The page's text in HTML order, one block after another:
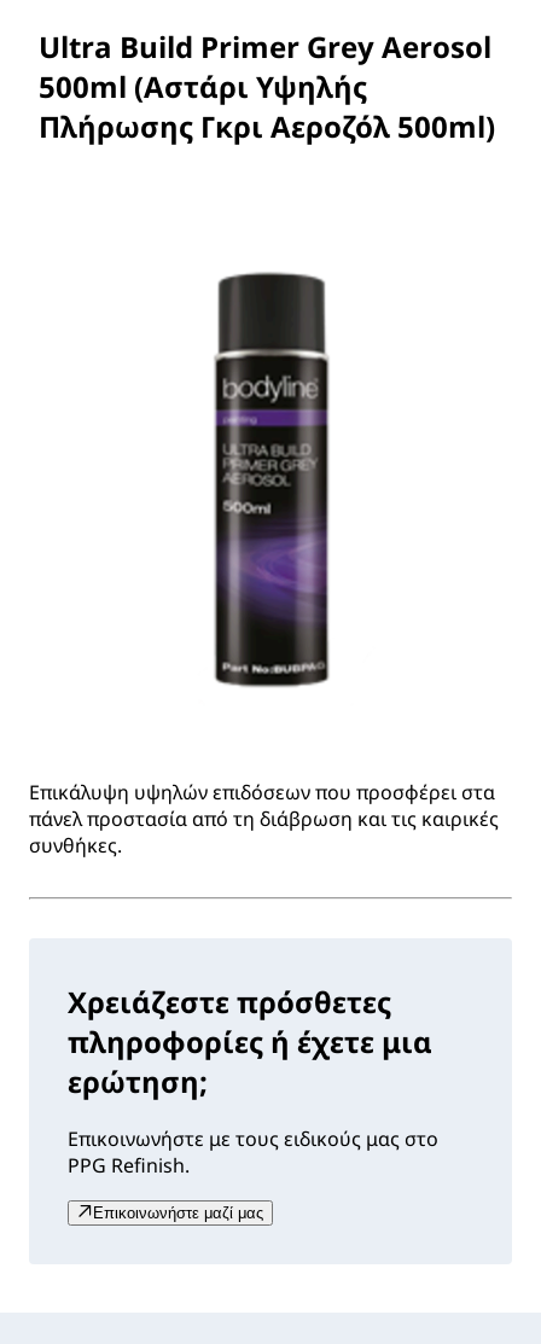
Ultra Build Primer Grey Aerosol
500ml (Αστάρι Υψηλής
Πλήρωσης Γκρι Αεροζόλ 500ml)
Επικάλυψη υψηλών επιδόσεων που προσφέρει στα
πάνελ προστασία από τη διάβρωση και τις καιρικές
συνθήκες.
Χρειάζεστε πρόσθετες
πληροφορίες ή έχετε μια
ερώτηση;
Επικοινωνήστε με τους ειδικούς μας στο
PPG Refinish.
Επικοινωνήστε μαζί μας